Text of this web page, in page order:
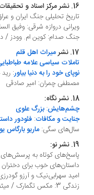
16. نشر مرکز اسناد و تحقیقات دفاع مقدس:
تاریخ تحلیلی جنگ ایران و
ویرانی دروازه شرقی: وفیق
جنگ صدام: کوین ام. وودز /
17. نشر
میراث اهل قلم
تاملات سیاسی علامه
نوپای خود را به دنیا بیاور:
مصطفی چمران: امیر صادقی
18. نشر نگاه:
چشم‌هایش: بزرگ علوی
جنایت و مکافات: فئودور
سال‌های سگی: ماریو بارگاس
19. نشر نو:
پاسخ‌های کوتاه به
داستان‌های خوب برای دختران
امید سهرابی‌نیک و آرزو
زندگی 3: مکس تگمارک / میثم محمد امینی